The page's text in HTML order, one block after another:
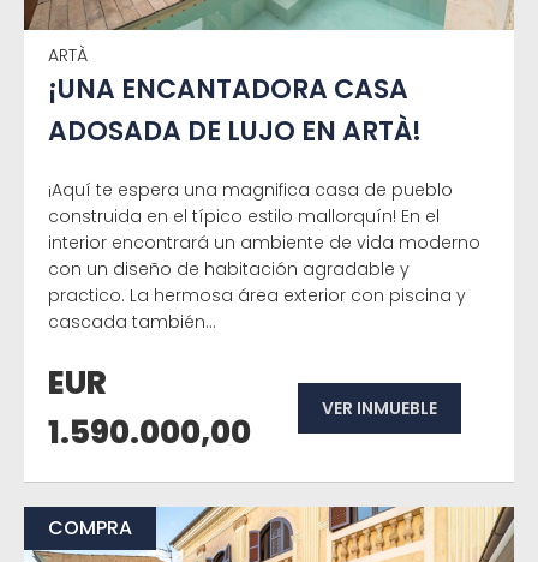
ARTÀ
¡UNA ENCANTADORA CASA
ADOSADA DE LUJO EN ARTÀ!
¡Aquí te espera una magnifica casa de pueblo
construida en el típico estilo mallorquín! En el
interior encontrará un ambiente de vida moderno
con un diseño de habitación agradable y
practico. La hermosa área exterior con piscina y
cascada también...
EUR
1.590.000,00
VER INMUEBLE
COMPRA